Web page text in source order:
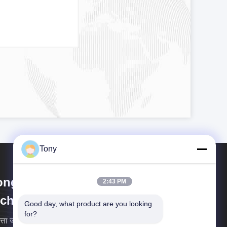
Dingxing Machinery
Co., Ltd
जीवन है, ग्राहक भगवान है
Tony
2:43 PM
Good day, what product are you looking
for?